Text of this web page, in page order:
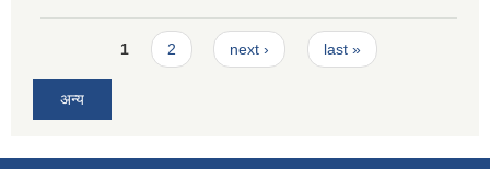
Pages1 2 next › last »
अन्य